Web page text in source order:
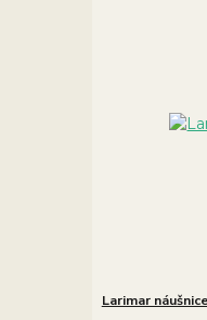
Larimar náušnice